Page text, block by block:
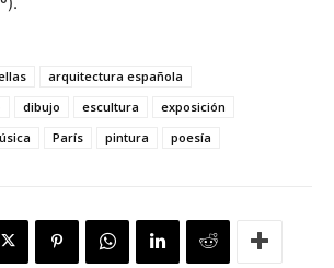
arquitectura española
dibujo escultura
exposición
París pintura poesía